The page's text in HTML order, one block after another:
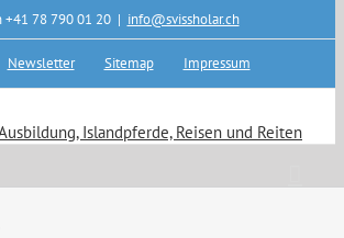
+41 78 790 01 20 | info@svissholar.ch
Newsletter Sitemap Impressum